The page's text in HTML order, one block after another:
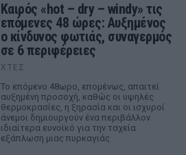
Καιρός «hot – dry – windy» τις
επόμενες 48 ώρες: Αυξημένος
ο κίνδυνος φωτιάς, συναγερμός
σε 6 περιφέρειες
ΧΤΕΣ
Το επόμενο 48ωρο, επομένως, απαιτεί
αυξημένη προσοχή, καθώς οι υψηλές
θερμοκρασίες, η ξηρασία και οι ισχυροί
άνεμοι δημιουργούν ένα περιβάλλον
ιδιαίτερα ευνοϊκό για την ταχεία
εξάπλωση μιας πυρκαγιάς